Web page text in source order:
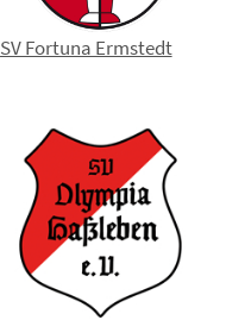
SV Fortuna Ermstedt